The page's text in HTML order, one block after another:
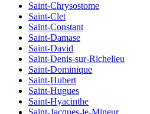
Saint-Chrysostome
Saint-Clet
Saint-Constant
Saint-Damase
Saint-David
Saint-Denis-sur-Richelieu
Saint-Dominique
Saint-Hubert
Saint-Hugues
Saint-Hyacinthe
Saint-Jacques-le-Mineur